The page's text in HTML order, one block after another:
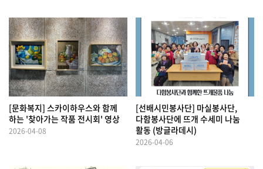
[문화복지] 스카이하우스와 함께
하는 '찾아가는 작품 전시회' 영상
2026-04-08
[선배시민봉사단] 마실봉사단,
다함봉사단에 뜨개 수세미 나눔
활동 (방글라데시)
2026-04-06